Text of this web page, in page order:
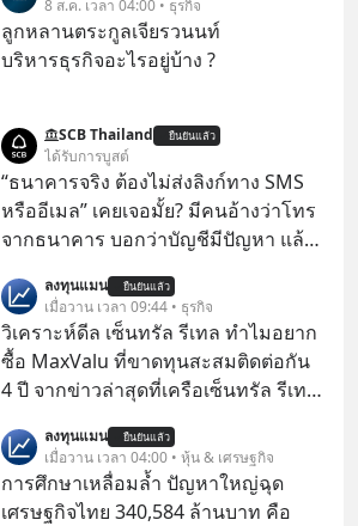
8 ส.ค. เวลา 04:00 • ธุรกิจ
ลูกหลานตระกูลเจียรวนนท์
บริหารธุรกิจอะไรอยู่บ้าง ?
SCB Thailand ยืนยันแล้ว
ได้รับการบูสต์
“ธนาคารจริง ต้องไม่ส่งลิงก์ทาง SMS
หรืออีเมล” เคยเจอมั้ย? มีคนอ้างว่าโทร
จากธนาคาร บอกว่าบัญชีมีปัญหา แล้ว
ทันที มาฟัง “ป้าเก๋าเล่ากลโกง” เพื่อรู้ทัน
มุกหลอกลวงในคราบความน่าเชื่อถือ
กันค่ะ #แก้เกมกลโกง #ป้าเก๋าเล่ากล
โกง #LivesSustainably #อยู่อย่าง
ยั่งยืน #CyberSecurity #ป้าเก๋า
#FraudEducation #FinancialLiteracy
#DigitalBankWithHumanTouch
ลงทุนแมน ยืนยันแล้ว
เมื่อวาน เวลา 09:44 • ธุรกิจ
วิเคราะห์ดีล เซ็นทรัล รีเทล ทำไมอยาก
ซื้อ MaxValu ที่ขาดทุนสะสมติดต่อกัน
4 ปี จากข่าวล่าสุดที่เครือเซ็นทรัล รีเทล
เปอร์มาร์เก็ต MaxValu ในประเทศไทย
ที่มีอยู่ทั้งหมด 30 สาขา และจะเปลี่ยน
MaxValu เป็นแบรนด์ Tops ทั้งหมด
ลงทุนแมน ยืนยันแล้ว
เมื่อวาน เวลา 04:00 • หุ้น & เศรษฐกิจ
การศึกษาเหลื่อมล้ำ ปัญหาใหญ่ฉุด
เศรษฐกิจไทย 340,584 ล้านบาท คือ